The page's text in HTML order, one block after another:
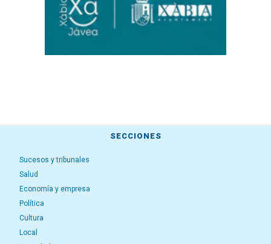
SECCIONES
Sucesos y tribunales
Salud
Economía y empresa
Política
Cultura
Local